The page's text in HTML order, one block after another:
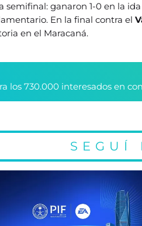
semifinal: ganaron 1-0 en la
En la final contra el
en el Maracaná.
los 730.000 interesados en
SEGUÍ